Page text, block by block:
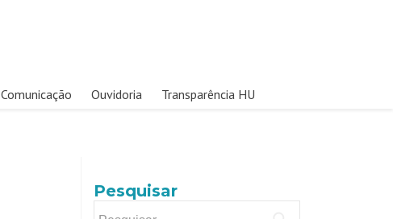
Comunicação Ouvidoria Transparência HU
Pesquisar